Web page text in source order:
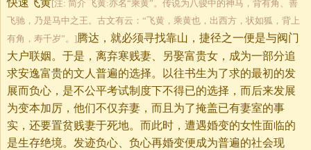
快速飞黄[注: 简介 飞黄:亦名“乘黄”。传说为八骏中的神马，背有角、善
飞驰，乃是马中之王。古文有云：“飞黄，乘黄也，出西方，状如狐，背上
有角，寿千岁”。]腾达，就必须寻找靠山，捷径之一便是与阀门
大户联姻。于是，离弃寒贱妻、另娶富贵女，成为一部分追
求安逸富贵的文人普遍的选择。以往书生为了求的最初的发
展而负心，是不公平考试制度下不得已的选择，而后来发展
为变本加厉，他们不仅弃妻，而且为了掩盖已有妻室的事
实，还要置贫贱妻于死地。而此时，遭遇婚变的女性面临的
是生存绝境。发迹负心、负心再婚变便成为普遍的社会现